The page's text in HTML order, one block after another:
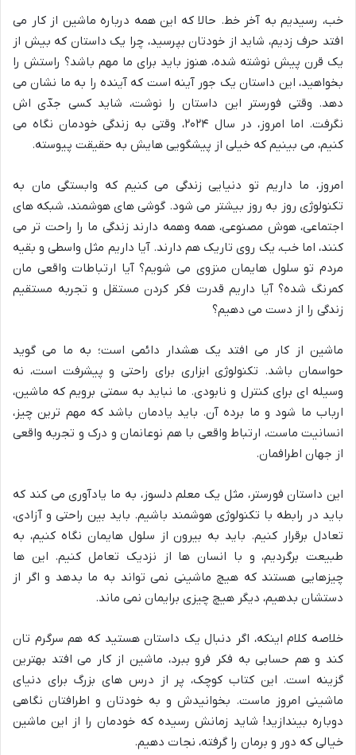
خب، رسیدیم به آخر خط. حالا که این همه درباره ماشین از کار می
افتد حرف زدیم، شاید از خودتان بپرسید، چرا یک داستان که بیش از
یک قرن پیش نوشته شده، هنوز باید برای ما مهم باشد؟ راستش را
بخواهید، این داستان یک جور آینه است که آینده را به ما نشان می
دهد. وقتی فورستر این داستان را نوشت، شاید کسی جدّی اش
نگرفت. اما امروز، در سال ۲۰۲۴، وقتی به زندگی خودمان نگاه می
کنیم، می بینیم که خیلی از پیشگویی هایش به حقیقت پیوسته.
امروز، ما داریم تو دنیایی زندگی می کنیم که وابستگی مان به
تکنولوژی روز به روز بیشتر می شود. گوشی های هوشمند، شبکه های
اجتماعی، هوش مصنوعی، همه وهمه دارند زندگی ما را راحت تر می
کنند، اما خب، یک روی تاریک هم دارند. آیا داریم مثل واسطی و بقیه
مردم تو سلول هایمان منزوی می شویم؟ آیا ارتباطات واقعی مان
کمرنگ شده؟ آیا داریم قدرت فکر کردن مستقل و تجربه مستقیم
زندگی را از دست می دهیم؟
ماشین از کار می افتد یک هشدار دائمی است؛ به ما می گوید
حواسمان باشد. تکنولوژی ابزاری برای راحتی و پیشرفت است، نه
وسیله ای برای کنترل و نابودی. ما نباید به سمتی برویم که ماشین،
ارباب ما شود و ما برده آن. باید یادمان باشد که مهم ترین چیز،
انسانیت ماست، ارتباط واقعی با هم نوعانمان و درک و تجربه واقعی
از جهان اطرافمان.
این داستان فورستر، مثل یک معلم دلسوز، به ما یادآوری می کند که
باید در رابطه با تکنولوژی هوشمند باشیم. باید بین راحتی و آزادی،
تعادل برقرار کنیم. باید به بیرون از سلول هایمان نگاه کنیم، به
طبیعت برگردیم، و با انسان ها از نزدیک تعامل کنیم. این ها
چیزهایی هستند که هیچ ماشینی نمی تواند به ما بدهد و اگر از
دستشان بدهیم، دیگر هیچ چیزی برایمان نمی ماند.
خلاصه کلام اینکه، اگر دنبال یک داستان هستید که هم سرگرم تان
کند و هم حسابی به فکر فرو ببرد، ماشین از کار می افتد بهترین
گزینه است. این کتاب کوچک، پر از درس های بزرگ برای دنیای
ماشینی امروز ماست. بخوانیدش و به خودتان و اطرافتان نگاهی
دوباره بیندازید! شاید زمانش رسیده که خودمان را از این ماشین
خیالی که دور و برمان را گرفته، نجات دهیم.